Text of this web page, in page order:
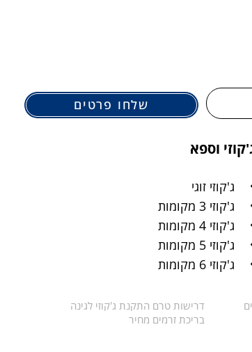
שלחו פרטים
וספא
ג'קוזי זוגי
ג'קוזי 3 מקומות
ג'קוזי 4 מקומות
ג'קוזי 5 מקומות
ג'קוזי 6 מקומות
דרישות טרם התקנת ג'קוזי לגינה
בריכת זרמים מחיר